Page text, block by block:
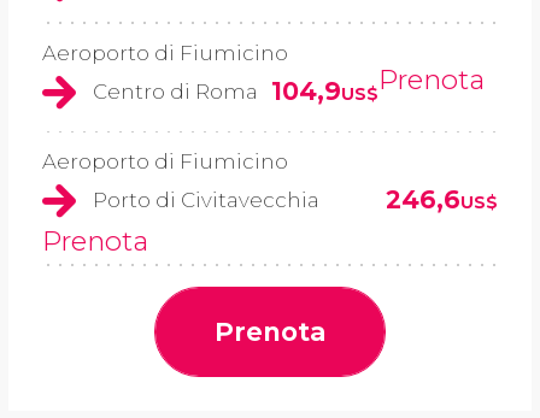
Aeroporto di Fiumicino
Centro di Roma
104,9US$Prenota
Aeroporto di Fiumicino
Porto di Civitavecchia
246,6US$
Prenota
Prenota